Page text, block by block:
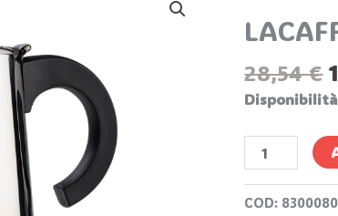
28,54€
2
Quantità
COD: